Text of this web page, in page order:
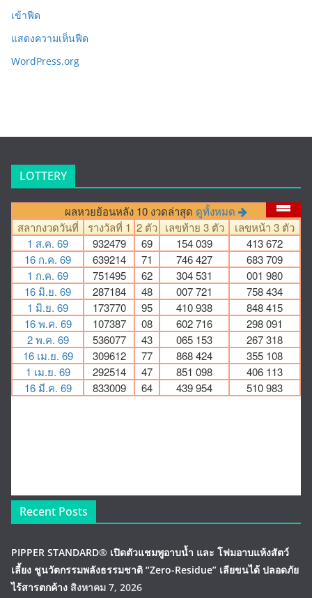
เข้าฟีด
แสดงความเห็นฟีด
WordPress.org
LOTTERY
Recent Posts
PIPPER STANDARD® เปิดตัวแชมพูอาบน้ำ และ โฟมอาบแห้งสัตว์
เลี้ยง ชูนวัตกรรมพลังธรรมชาติ “Zero-Residue” เลียขนได้ ปลอดภัย
ไร้สารตกค้าง สิงหาคม 7, 2026